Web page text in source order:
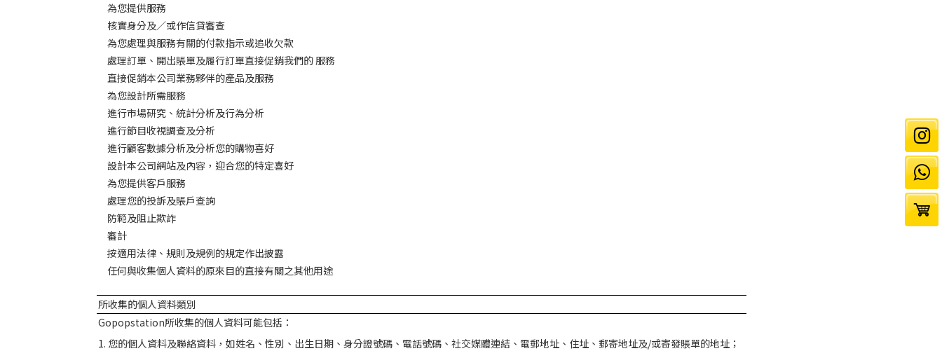
為您提供服務
核實身分及／或作信貸審查
為您處理與服務有關的付款指示或追收欠款
處理訂單、開出賬單及履行訂單直接促銷我們的 服務
直接促銷本公司業務夥伴的產品及服務
為您設計所需服務
進行市場研究、統計分析及行為分析
進行節目收視調查及分析
進行顧客數據分析及分析您的購物喜好
設計本公司網站及內容，迎合您的特定喜好
為您提供客戶服務
處理您的投訴及賬戶查詢
防範及阻止欺詐
審計
按適用法律、規則及規例的規定作出披露
任何與收集個人資料的原來目的直接有關之其他用途
所收集的個人資料類別
Gopopstation所收集的個人資料可能包括：
1. 您的個人資料及聯絡資料，如姓名、性別、出生日期、身分證號碼、電話號碼、社交媒體連結、電郵地址、住址、郵寄地址及/或寄發賬單的地址；